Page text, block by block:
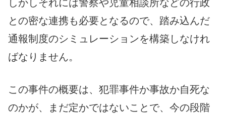
しかしそれには警察や児童相談所などの行政
との密な連携も必要となるので、踏み込んだ
通報制度のシミュレーションを構築しなけれ
ばなりません。
この事件の概要は、犯罪事件か事故か自死な
のかが、まだ定かではないことで、今の段階